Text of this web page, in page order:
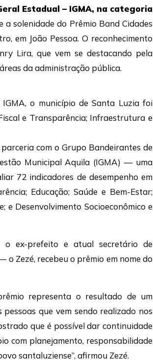
Estadual – IGMA, na categoria
a solenidade do Prêmio Band Cidades
em João Pessoa. O reconhecimento
Lira, que vem se destacando pela
da administração pública.
o município de Santa Luzia foi
e Transparência; Infraestrutura e
com o Grupo Bandeirantes de
Municipal Aquila (IGMA) — uma
72 indicadores de desempenho em
Educação; Saúde e Bem-Estar;
Desenvolvimento Socioeconômico e
o ex-prefeito e atual secretário de
Zezé, recebeu o prêmio em nome do
representa o resultado de um
que vem sendo realizado nos
que é possível dar continuidade
com planejamento, responsabilidade
santaluziense”, afirmou Zezé.